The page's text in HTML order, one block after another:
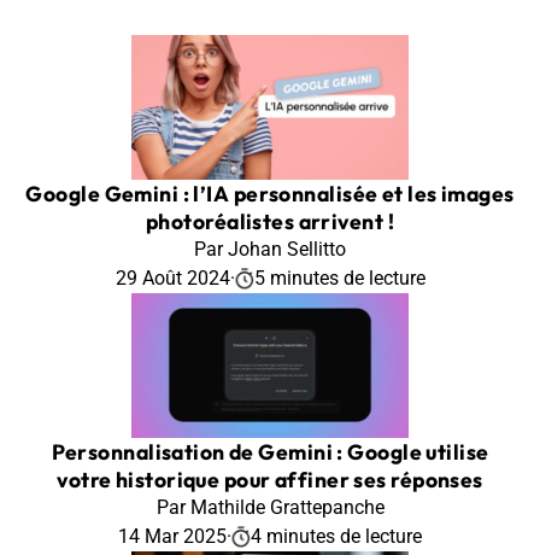
Google Gemini : l’IA personnalisée et les images
photoréalistes arrivent !
Par Johan Sellitto
29 Août 2024· 5 minutes de lecture
Personnalisation de Gemini : Google utilise
votre historique pour affiner ses réponses
Par Mathilde Grattepanche
14 Mar 2025· 4 minutes de lecture